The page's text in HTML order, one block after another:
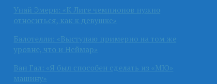
Унай Эмери: «К Лиге чемпионов нужно
относиться, как к девушке»
Балотелли: «Выступаю примерно на том же
уровне, что и Неймар»
Ван Гал: «Я был способен сделать из «МЮ»
машину»